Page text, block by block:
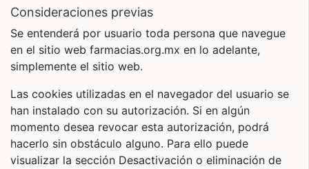
consideraciones previas
Se entenderá por usuario toda persona que navegue
en el sitio web farmacias.org.mx en lo adelante,
simplemente el sitio web.
Las cookies utilizadas en el navegador del usuario se
han instalado con su autorización. Si en algún
momento desea revocar esta autorización, podrá
hacerlo sin obstáculo alguno. Para ello puede
visualizar la sección Desactivación o eliminación de